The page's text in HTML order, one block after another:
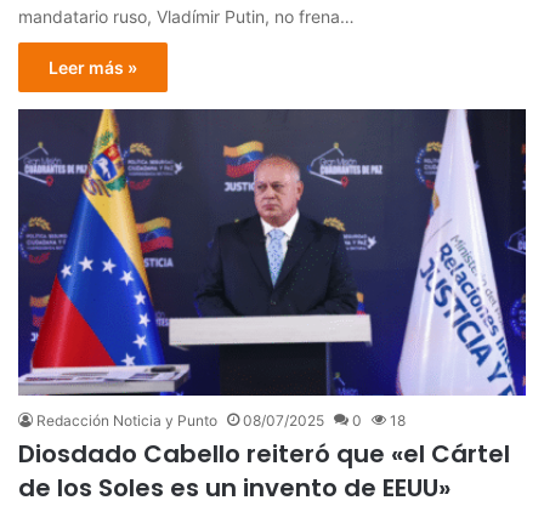
mandatario ruso, Vladímir Putin, no frena…
Leer más »
Redacción Noticia y Punto 08/07/2025 0 18
Diosdado Cabello reiteró que «el Cártel
de los Soles es un invento de EEUU»